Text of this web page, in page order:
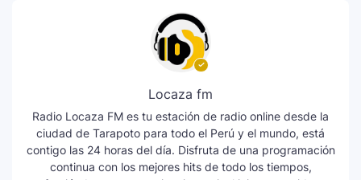
Locaza fm
Radio Locaza FM es tu estación de radio online desde la
ciudad de Tarapoto para todo el Perú y el mundo, está
contigo las 24 horas del día. Disfruta de una programación
continua con los mejores hits de todo los tiempos,